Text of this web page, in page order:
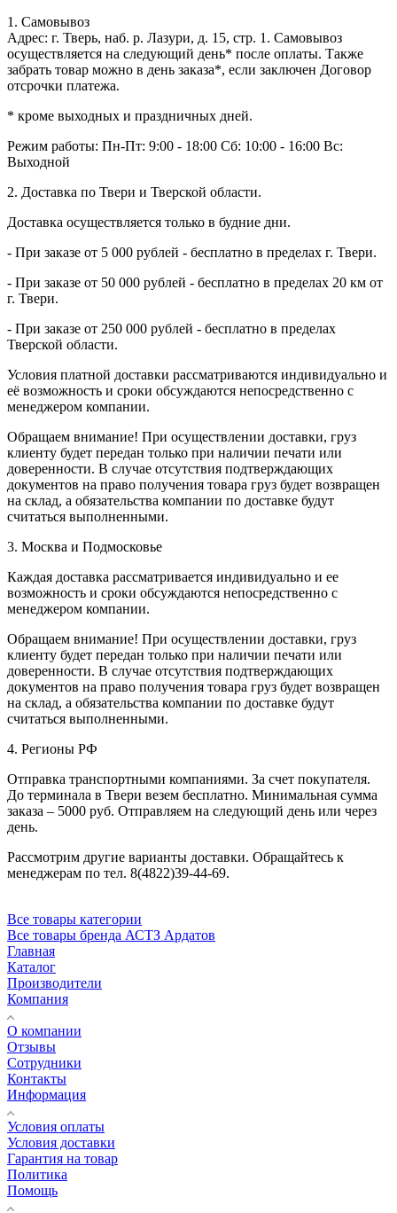
1. Самовывоз
Адрес: г. Тверь, наб. р. Лазури, д. 15, стр. 1. Самовывоз
осуществляется на следующий день* после оплаты. Также
забрать товар можно в день заказа*, если заключен Договор
отсрочки платежа.
* кроме выходных и праздничных дней.
Режим работы: Пн-Пт: 9:00 - 18:00 Сб: 10:00 - 16:00 Вс:
Выходной
2. Доставка по Твери и Тверской области.
Доставка осуществляется только в будние дни.
- При заказе от 5 000 рублей - бесплатно в пределах г. Твери.
- При заказе от 50 000 рублей - бесплатно в пределах 20 км от
г. Твери.
- При заказе от 250 000 рублей - бесплатно в пределах
Тверской области.
Условия платной доставки рассматриваются индивидуально и
её возможность и сроки обсуждаются непосредственно с
менеджером компании.
Обращаем внимание! При осуществлении доставки, груз
клиенту будет передан только при наличии печати или
доверенности. В случае отсутствия подтверждающих
документов на право получения товара груз будет возвращен
на склад, а обязательства компании по доставке будут
считаться выполненными.
3. Москва и Подмосковье
Каждая доставка рассматривается индивидуально и ее
возможность и сроки обсуждаются непосредственно с
менеджером компании.
Обращаем внимание! При осуществлении доставки, груз
клиенту будет передан только при наличии печати или
доверенности. В случае отсутствия подтверждающих
документов на право получения товара груз будет возвращен
на склад, а обязательства компании по доставке будут
считаться выполненными.
4. Регионы РФ
Отправка транспортными компаниями. За счет покупателя.
До терминала в Твери везем бесплатно. Минимальная сумма
заказа – 5000 руб. Отправляем на следующий день или через
день.
Рассмотрим другие варианты доставки. Обращайтесь к
менеджерам по тел. 8(4822)39-44-69.
Все товары категории
Все товары бренда АСТЗ Ардатов
Главная
Каталог
Производители
Компания
О компании
Отзывы
Сотрудники
Контакты
Информация
Условия оплаты
Условия доставки
Гарантия на товар
Политика
Помощь